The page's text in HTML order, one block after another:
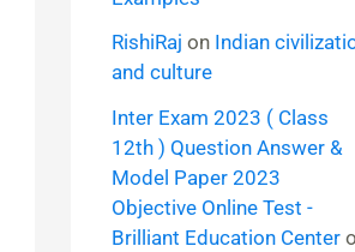
RishiRaj on Indian
and culture
Inter Exam 2023 ( Class
12th ) Question Answer &
Model Paper 2023
Objective Online Test -
Brilliant Education Center